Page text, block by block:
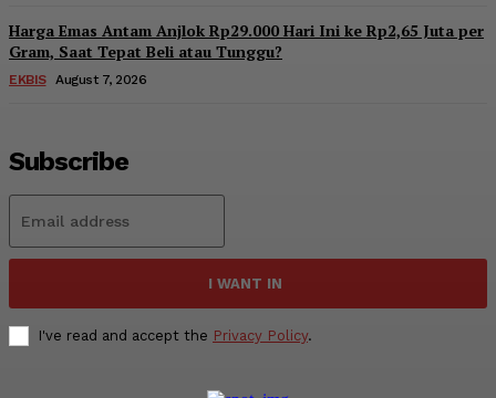
Harga Emas Antam Anjlok Rp29.000 Hari Ini ke Rp2,65 Juta per
Gram, Saat Tepat Beli atau Tunggu?
EKBIS August 7, 2026
Subscribe
I WANT IN
I've read and accept the Privacy Policy.